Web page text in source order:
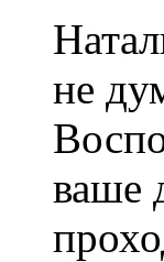
не
ваше